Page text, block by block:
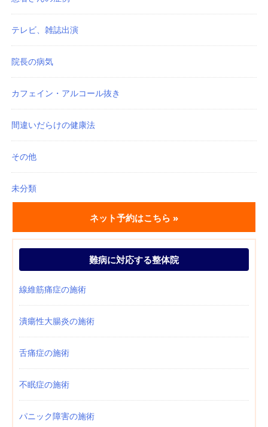
テレビ、雑誌出演
院長の病気
カフェイン・アルコール抜き
間違いだらけの健康法
その他
未分類
ネット予約はこちら »
難病に対応する整体院
線維筋痛症の施術
潰瘍性大腸炎の施術
舌痛症の施術
不眠症の施術
パニック障害の施術